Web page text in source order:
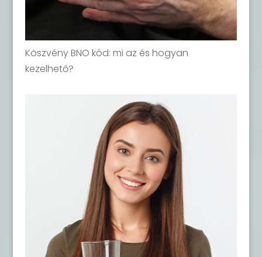
Köszvény BNO kód: mi az és hogyan
kezelhető?